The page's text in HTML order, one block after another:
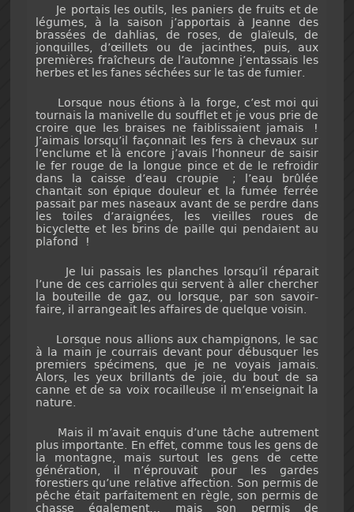
Je portais les outils, les paniers de fruits et de
légumes, à la saison j’apportais à Jeanne des
brassées de dahlias, de roses, de glaïeuls, de
jonquilles, d’œillets ou de jacinthes, puis, aux
premières fraîcheurs de l’automne j’entassais les
herbes et les fanes séchées sur le tas de fumier.
Lorsque nous étions à la forge, c’est moi qui
tournais la manivelle du soufflet et je vous prie de
croire que les braises ne faiblissaient jamais !
J’aimais lorsqu’il façonnait les fers à chevaux sur
l’enclume et là encore j’avais l’honneur de saisir
le fer rouge de la longue pince et de le refroidir
dans la caisse d’eau croupie ; l’eau brûlée
chantait son épique douleur et la fumée ferrée
passait par mes naseaux avant de se perdre dans
les toiles d’araignées, les vieilles roues de
bicyclette et les brins de paille qui pendaient au
plafond !
Je lui passais les planches lorsqu’il réparait
l’une de ces carrioles qui servent à aller chercher
la bouteille de gaz, ou lorsque, par son savoir-
faire, il arrangeait les affaires de quelque voisin.
Lorsque nous allions aux champignons, le sac
à la main je courrais devant pour débusquer les
premiers spécimens, que je ne voyais jamais.
Alors, les yeux brillants de joie, du bout de sa
canne et de sa voix rocailleuse il m’enseignait la
nature.
Mais il m’avait enquis d’une tâche autrement
plus importante. En effet, comme tous les gens de
la montagne, mais surtout les gens de cette
génération, il n’éprouvait pour les gardes
forestiers qu’une relative affection. Son permis de
pêche était parfaitement en règle, son permis de
chasse également… mais son permis de